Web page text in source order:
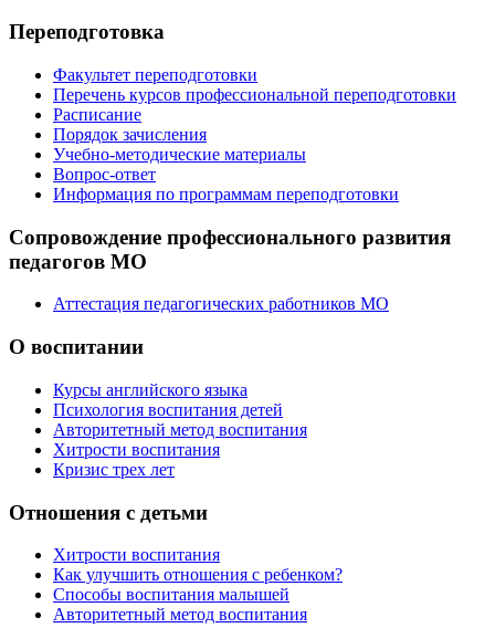
Переподготовка
Факультет переподготовки
Перечень курсов профессиональной переподготовки
Расписание
Порядок зачисления
Учебно-методические материалы
Вопрос-ответ
Информация по программам переподготовки
Сопровождение профессионального развития
педагогов МО
Аттестация педагогических работников МО
О воспитании
Курсы английского языка
Психология воспитания детей
Авторитетный метод воспитания
Хитрости воспитания
Кризис трех лет
Отношения с детьми
Хитрости воспитания
Как улучшить отношения с ребенком?
Способы воспитания малышей
Авторитетный метод воспитания